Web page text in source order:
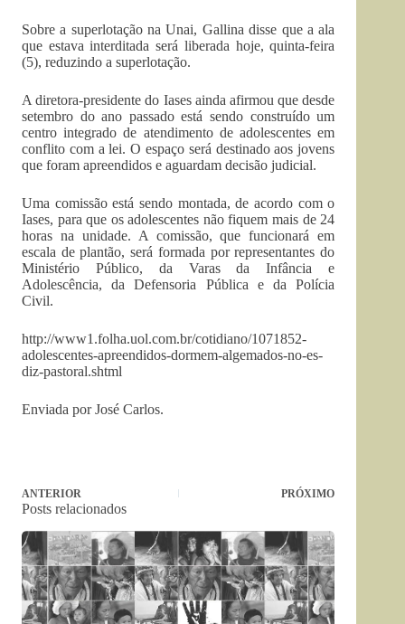
Sobre a superlotação na Unai, Gallina disse que a ala
que estava interditada será liberada hoje, quinta-feira
(5), reduzindo a superlotação.
A diretora-presidente do Iases ainda afirmou que desde
setembro do ano passado está sendo construído um
centro integrado de atendimento de adolescentes em
conflito com a lei. O espaço será destinado aos jovens
que foram apreendidos e aguardam decisão judicial.
Uma comissão está sendo montada, de acordo com o
Iases, para que os adolescentes não fiquem mais de 24
horas na unidade. A comissão, que funcionará em
escala de plantão, será formada por representantes do
Ministério Público, da Varas da Infância e
Adolescência, da Defensoria Pública e da Polícia
Civil.
http://www1.folha.uol.com.br/cotidiano/1071852-
adolescentes-apreendidos-dormem-algemados-no-es-
diz-pastoral.shtml
Enviada por José Carlos.
ANTERIOR PRÓXIMO
Posts relacionados